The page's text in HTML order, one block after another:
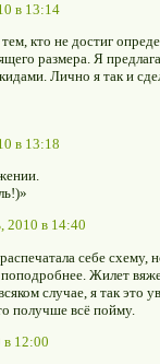
в 13:14
кто не достиг
размера. Я
Лично я так и
в 13:18
2010 в 14:40
себе схему,
Жилет
случае, я так это
получше всё пойму.
в 12:00